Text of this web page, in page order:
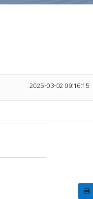
2025-03-02 09:16:15